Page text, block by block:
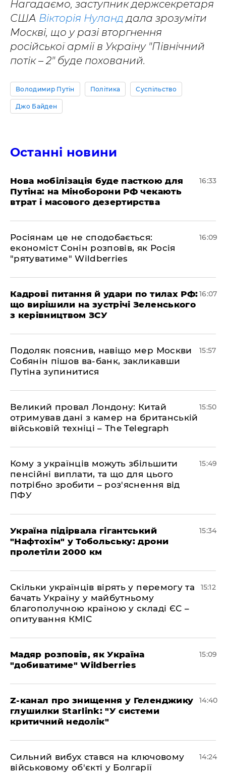
Нагадаємо, заступник держсекретаря
США Вікторія Нуланд дала зрозуміти
Москві, що у разі вторгнення
російської армії в Україну "Північний
потік – 2" буде похований.
Володимир Путін Політика Суспільство
Джо Байден
Останні новини
Нова мобілізація буде пасткою для
Путіна: на Міноборони РФ чекають
втрат і масового дезертирства
16:33
Росіянам це не сподобається:
економіст Сонін розповів, як Росія
"рятуватиме" Wildberries
16:09
Кадрові питання й удари по тилах РФ:
що вирішили на зустрічі Зеленського
з керівництвом ЗСУ
16:07
Подоляк пояснив, навіщо мер Москви
Собянін пішов ва-банк, закликавши
Путіна зупинитися
15:57
Великий провал Лондону: Китай
отримував дані з камер на британській
військовій техніці – The Telegraph
15:50
Кому з українців можуть збільшити
пенсійні виплати, та що для цього
потрібно зробити – роз'яснення від
ПФУ
15:49
Україна підірвала гігантський
"Нафтохім" у Тобольську: дрони
пролетіли 2000 км
15:34
Скільки українців вірять у перемогу та
бачать Україну у майбутньому
благополучною країною у складі ЄС –
опитування КМІС
15:12
Мадяр розповів, як Україна
"добиватиме" Wildberries
15:09
Z-канал про знищення у Геленджику
глушилки Starlink: "У системи
критичний недолік"
14:40
Сильний вибух стався на ключовому
військовому об'єкті у Болгарії
14:24